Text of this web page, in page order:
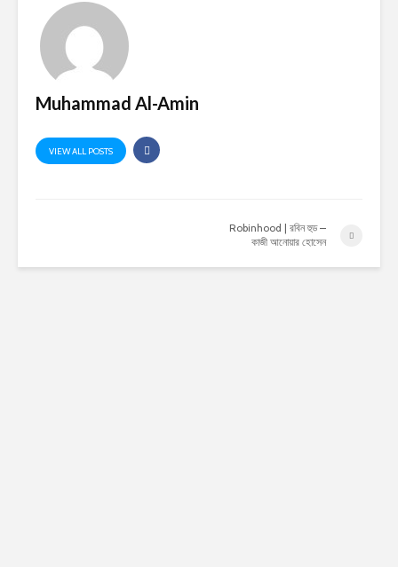
Muhammad Al-Amin
VIEW ALL POSTS
Robinhood | রবিন হুড –
কাজী আনোয়ার হোসেন